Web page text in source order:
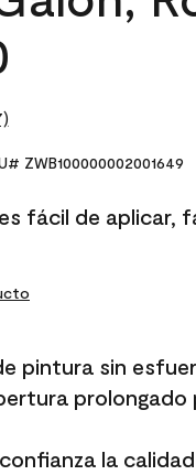
ZWB100000002001649
fácil de aplicar,
pintura sin
la